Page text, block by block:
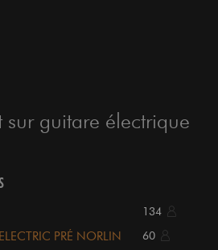
sur guitare électrique
134
PRÉ NORLIN 60